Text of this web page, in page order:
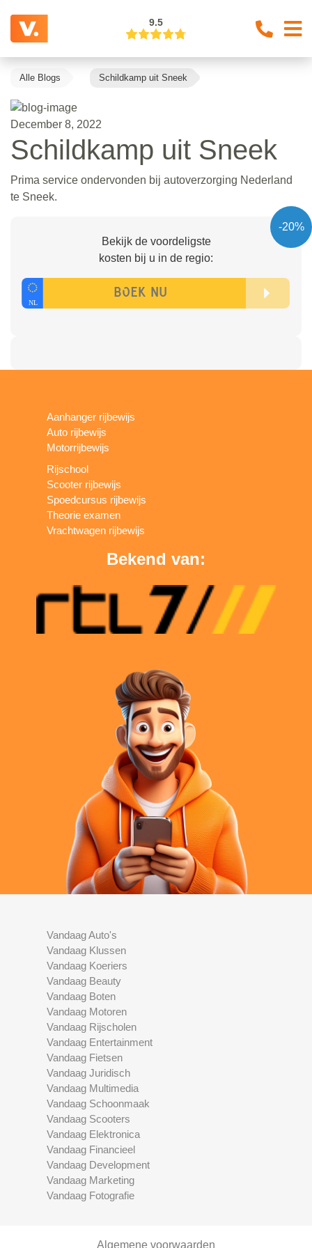
9.5
Alle Blogs Schildkamp uit Sneek
December 8, 2022
Schildkamp uit Sneek
Prima service ondervonden bij autoverzorging Nederland
te Sneek.
-20%
Bekijk de voordeligste
kosten bij u in de regio:
Aanhanger rijbewijs
Auto rijbewijs
Motorrijbewijs
Rijschool
Scooter rijbewijs
Spoedcursus rijbewijs
Theorie examen
Vrachtwagen rijbewijs
Bekend van:
Vandaag Auto's
Vandaag Klussen
Vandaag Koeriers
Vandaag Beauty
Vandaag Boten
Vandaag Motoren
Vandaag Rijscholen
Vandaag Entertainment
Vandaag Fietsen
Vandaag Juridisch
Vandaag Multimedia
Vandaag Schoonmaak
Vandaag Scooters
Vandaag Elektronica
Vandaag Financieel
Vandaag Development
Vandaag Marketing
Vandaag Fotografie
Algemene voorwaarden